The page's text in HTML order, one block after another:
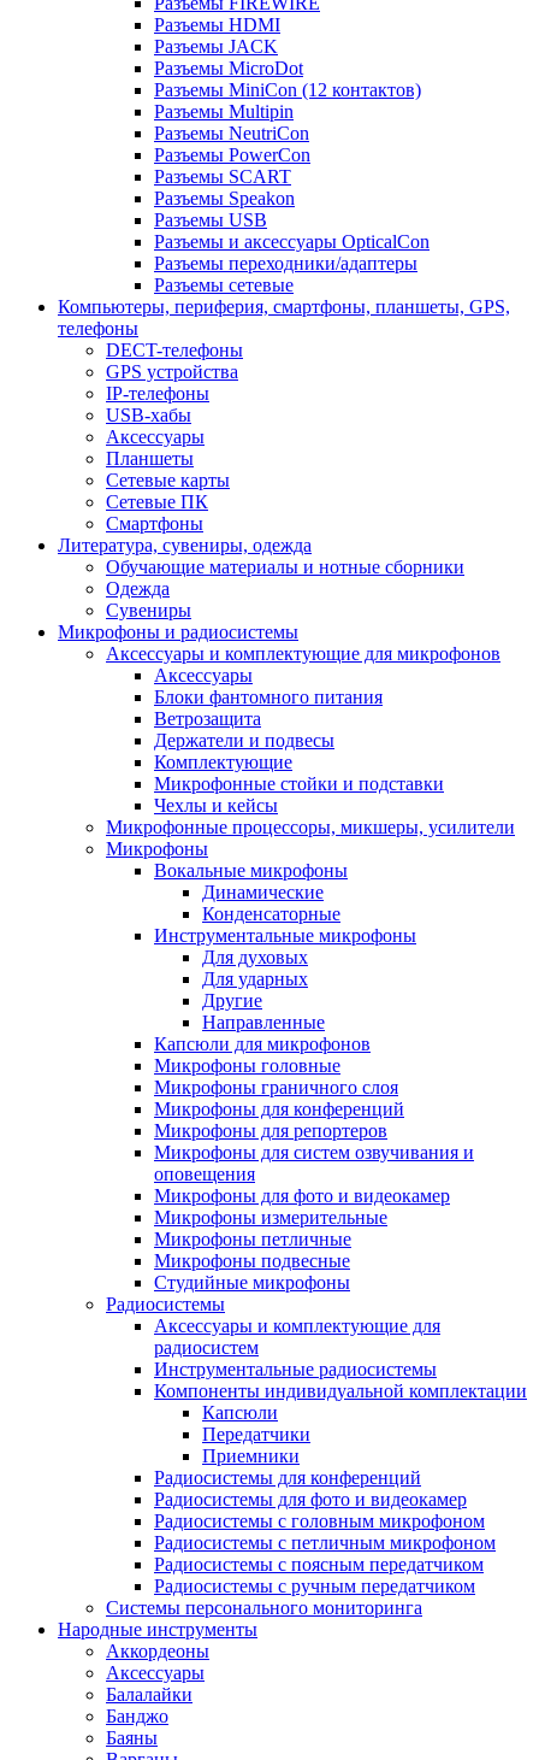
Разъемы HDMI
Разъемы JACK
Разъемы MicroDot
Разъемы MiniCon (12 контактов)
Разъемы Multipin
Разъемы NeutriCon
Разъемы PowerCon
Разъемы SCART
Разъемы Speakon
Разъемы USB
Разъемы и аксессуары OpticalCon
Разъемы переходники/адаптеры
Разъемы сетевые
Компьютеры, периферия, смартфоны, планшеты, GPS,
телефоны
DECT-телефоны
GPS устройства
IP-телефоны
USB-хабы
Аксессуары
Планшеты
Сетевые карты
Сетевые ПК
Смартфоны
Литература, сувениры, одежда
Обучающие материалы и нотные сборники
Одежда
Сувениры
Микрофоны и радиосистемы
Аксессуары и комплектующие для микрофонов
Аксессуары
Блоки фантомного питания
Ветрозащита
Держатели и подвесы
Комплектующие
Микрофонные стойки и подставки
Чехлы и кейсы
Микрофонные процессоры, микшеры, усилители
Микрофоны
Вокальные микрофоны
Динамические
Конденсаторные
Инструментальные микрофоны
Для духовых
Для ударных
Другие
Направленные
Капсюли для микрофонов
Микрофоны головные
Микрофоны граничного слоя
Микрофоны для конференций
Микрофоны для репортеров
Микрофоны для систем озвучивания и
оповещения
Микрофоны для фото и видеокамер
Микрофоны измерительные
Микрофоны петличные
Микрофоны подвесные
Студийные микрофоны
Радиосистемы
Аксессуары и комплектующие для
радиосистем
Инструментальные радиосистемы
Компоненты индивидуальной комплектации
Капсюли
Передатчики
Приемники
Радиосистемы для конференций
Радиосистемы для фото и видеокамер
Радиосистемы с головным микрофоном
Радиосистемы с петличным микрофоном
Радиосистемы с поясным передатчиком
Радиосистемы с ручным передатчиком
Системы персонального мониторинга
Народные инструменты
Аккордеоны
Аксессуары
Балалайки
Банджо
Баяны